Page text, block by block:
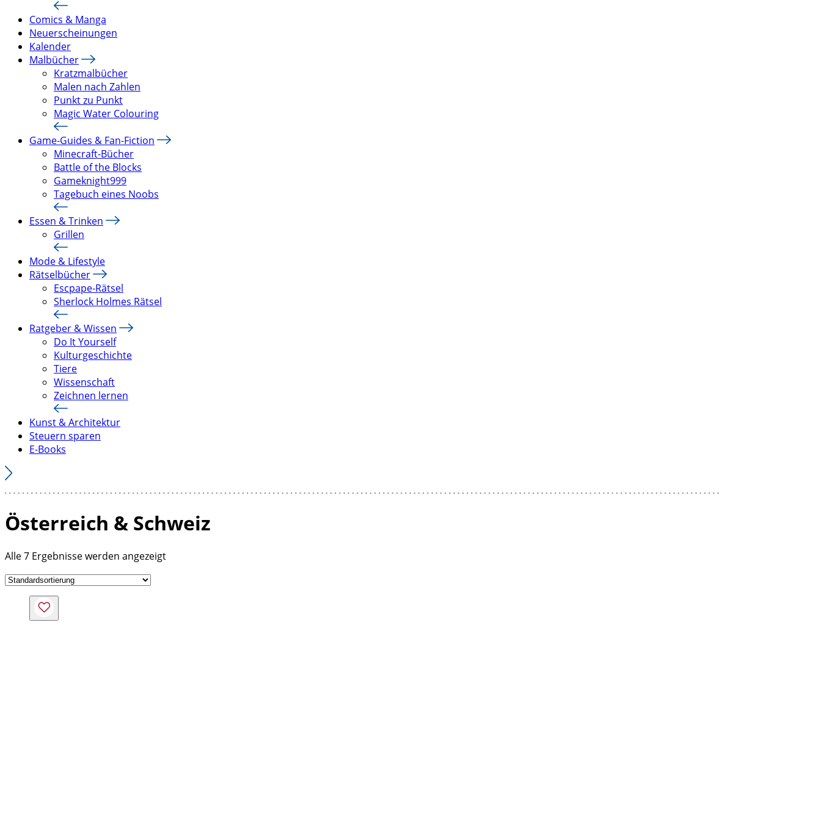
Comics & Manga
Neuerscheinungen
Kalender
Malbücher
Kratzmalbücher
Malen nach Zahlen
Punkt zu Punkt
Magic Water Colouring
Game-Guides & Fan-Fiction
Minecraft-Bücher
Battle of the Blocks
Gameknight999
Tagebuch eines Noobs
Essen & Trinken
Grillen
Mode & Lifestyle
Rätselbücher
Escpape-Rätsel
Sherlock Holmes Rätsel
Ratgeber & Wissen
Do It Yourself
Kulturgeschichte
Tiere
Wissenschaft
Zeichnen lernen
Kunst & Architektur
Steuern sparen
E-Books
Österreich & Schweiz
Alle 7 Ergebnisse werden angezeigt